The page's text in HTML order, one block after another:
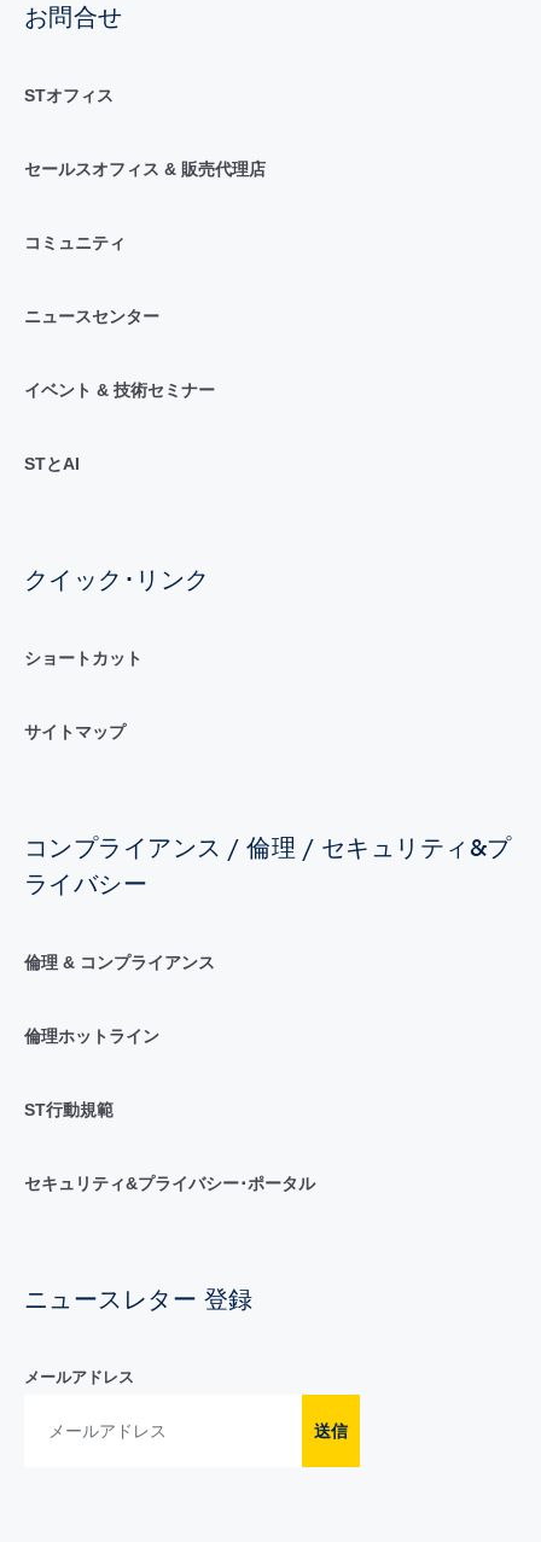
お問合せ
STオフィス
セールスオフィス & 販売代理店
コミュニティ
ニュースセンター
イベント & 技術セミナー
STとAI
クイック･リンク
ショートカット
サイトマップ
コンプライアンス / 倫理 / セキュリティ&プ
ライバシー
倫理 & コンプライアンス
倫理ホットライン
ST行動規範
セキュリティ&プライバシー･ポータル
ニュースレター 登録
メールアドレス
送信